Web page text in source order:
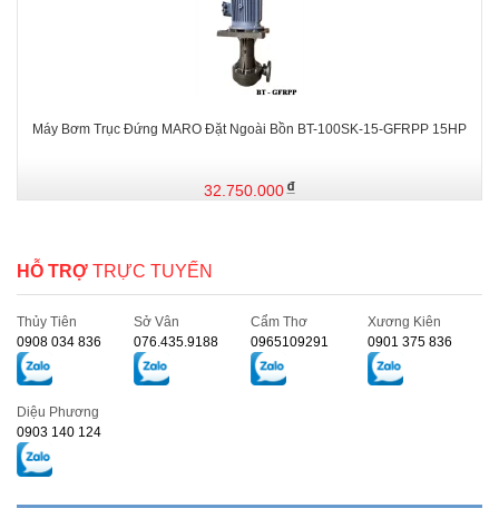
Máy Bơm Trục Đứng MARO Đặt Ngoài Bồn BT-100SK-15-GFRPP 15HP
32.750.000
HỖ TRỢ TRỰC TUYẾN
Thủy Tiên
0908 034 836
Sở Vân
076.435.9188
Cẩm Thơ
0965109291
Xương Kiên
0901 375 836
Diệu Phương
0903 140 124